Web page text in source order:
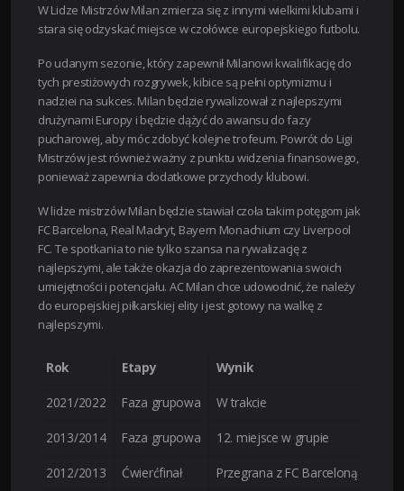
W Lidze Mistrzów Milan zmierza się z innymi wielkimi klubami i
stara się odzyskać miejsce w czołówce europejskiego futbolu.
Po udanym sezonie, który zapewnił Milanowi kwalifikację do
tych prestiżowych rozgrywek, kibice są pełni optymizmu i
nadziei na sukces. Milan będzie rywalizował z najlepszymi
drużynami Europy i będzie dążyć do awansu do fazy
pucharowej, aby móc zdobyć kolejne trofeum. Powrót do Ligi
Mistrzów jest również ważny z punktu widzenia finansowego,
ponieważ zapewnia dodatkowe przychody klubowi.
W lidze mistrzów Milan będzie stawiał czoła takim potęgom jak
FC Barcelona, Real Madryt, Bayern Monachium czy Liverpool
FC. Te spotkania to nie tylko szansa na rywalizację z
najlepszymi, ale także okazja do zaprezentowania swoich
umiejętności i potencjału. AC Milan chce udowodnić, że należy
do europejskiej piłkarskiej elity i jest gotowy na walkę z
najlepszymi.
Rok Etapy Wynik
2021/2022 Faza grupowa W trakcie
2013/2014 Faza grupowa 12. miejsce w grupie
2012/2013 Ćwierćfinał Przegrana z FC Barceloną